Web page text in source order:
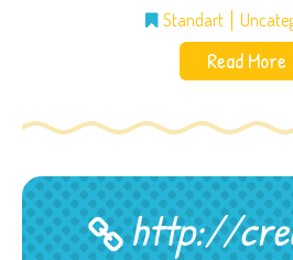
Standart
Read More
http://